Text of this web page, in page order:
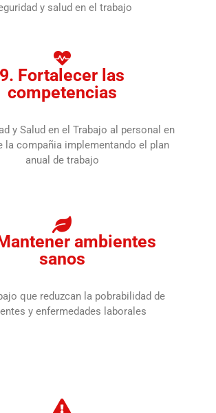
y salud en el trabajo
9. Fortalecer las
competencias
y Salud en el Trabajo al personal en
la compañia implementando el plan
anual de trabajo
ambientes
sanos
que reduzcan la pobrabilidad de
y enfermedades laborales